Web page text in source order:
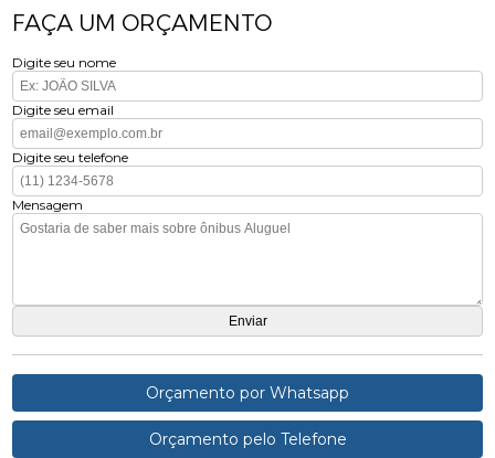
FAÇA UM ORÇAMENTO
Digite seu nome
Digite seu email
Digite seu telefone
Mensagem
Orçamento por Whatsapp
Orçamento pelo Telefone